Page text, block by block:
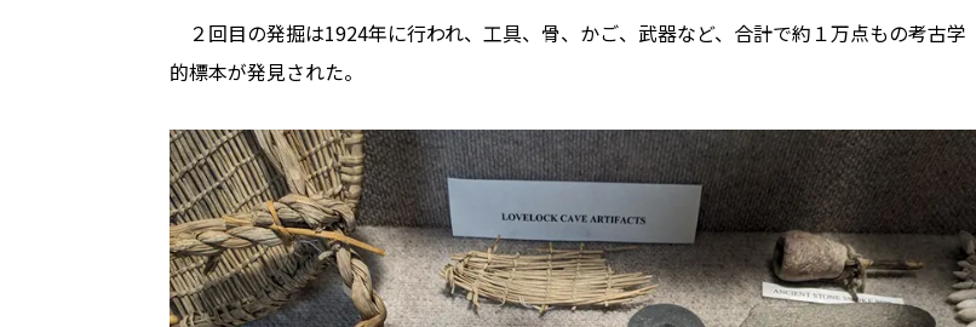
２回目の発掘は1924年に行われ、工具、骨、かご、武器など、合計で約１万点もの考古学
的標本が発見された。